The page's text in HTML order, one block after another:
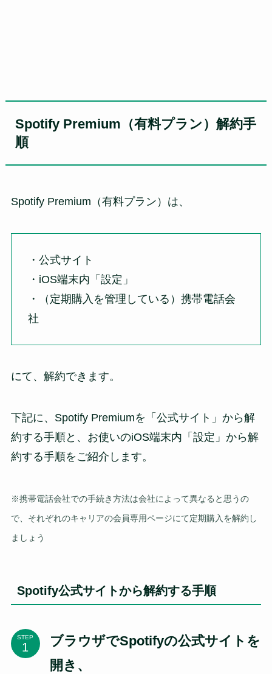
Spotify Premium（有料プラン）解約手
順
Spotify Premium（有料プラン）は、
・公式サイト
・iOS端末内「設定」
・（定期購入を管理している）携帯電話会
社
にて、解約できます。
下記に、Spotify Premiumを「公式サイト」から解
約する手順と、お使いのiOS端末内「設定」から解
約する手順をご紹介します。
※携帯電話会社での手続き方法は会社によって異なると思うの
で、それぞれのキャリアの会員専用ページにて定期購入を解約し
ましょう
Spotify公式サイトから解約する手順
STEP
ブラウザでSpotifyの公式サイトを
開き、